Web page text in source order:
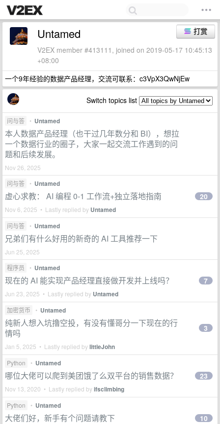
打赏
Untamed
V2EX member #413111, joined on 2019-05-17 10:45:13
+08:00
一个9年经验的数据产品经理，交流可联系：c3VpX3QwNjEw
Switch topics list
问与答 • Untamed
本人数据产品经理（也干过几年数分和 BI），想拉
一个数据行业的圈子，大家一起交流工作遇到的问
题和后续发展。
Nov 26, 2025
问与答
• Untamed
虚心求教： AI 编程 0-1 工作流+独立落地指南
Nov 6, 2025 • Lastly replied by Untamed
20
问与答 • Untamed
兄弟们有什么好用的新奇的 AI 工具推荐一下
Jun 25, 2025
程序员
• Untamed
现在的 AI 能实现产品经理直接做开发并上线吗？
Jun 23, 2025 • Lastly replied by Untamed
7
加密货币 • Untamed
纯新人想入坑撸空投，有没有懂哥分一下现在的行
情吗
Jan 5, 2025 • Lastly replied bylittleJohn
3
Python • Untamed
哪位大佬可以爬到美团饿了么双平台的销售数据？
Nov 13, 2020 • Lastly replied byifsclimbing
23
Python • Untamed
大佬们好，新手有个问题请教下 10